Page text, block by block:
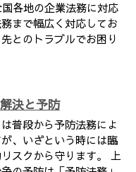
各地の企業法務に対応
まで幅広く対応してお
とのトラブルでお困り
決と予防
普段から予防法務によ
、いざという時には臨
スクから守ります。 上